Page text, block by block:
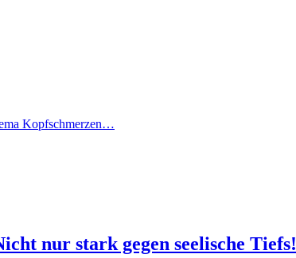
Kopfschmerzen…
nur stark gegen seelische Tiefs!